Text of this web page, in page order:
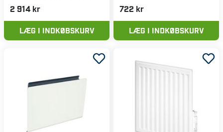
2 914 kr
LÆG I INDKØBSKURV
722 kr
LÆG I INDKØBSKURV